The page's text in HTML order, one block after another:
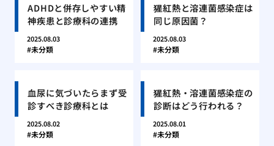
ADHDと併存しやすい精
神疾患と診療科の連携
2025.08.03
未分類
猩紅熱と溶連菌感染症は
同じ原因菌？
2025.08.03
未分類
血尿に気づいたらまず受
診すべき診療科とは
2025.08.02
未分類
猩紅熱・溶連菌感染症の
診断はどう行われる？
2025.08.01
未分類